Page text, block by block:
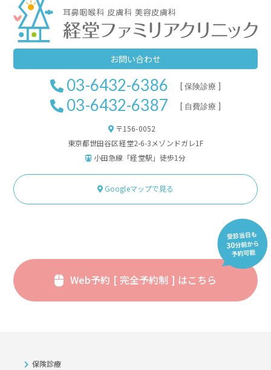
お問い合わせ
03-6432-6386 [ 保険診療 ]
03-6432-6387 [ 自費診療 ]
〒156-0052
東京都世田谷区経堂2-6-3メゾンドガレ1F
小田急線「経堂駅」徒歩1分
Googleマップで見る
Web予約 [ 完全予約制 ] はこちら
保険診療